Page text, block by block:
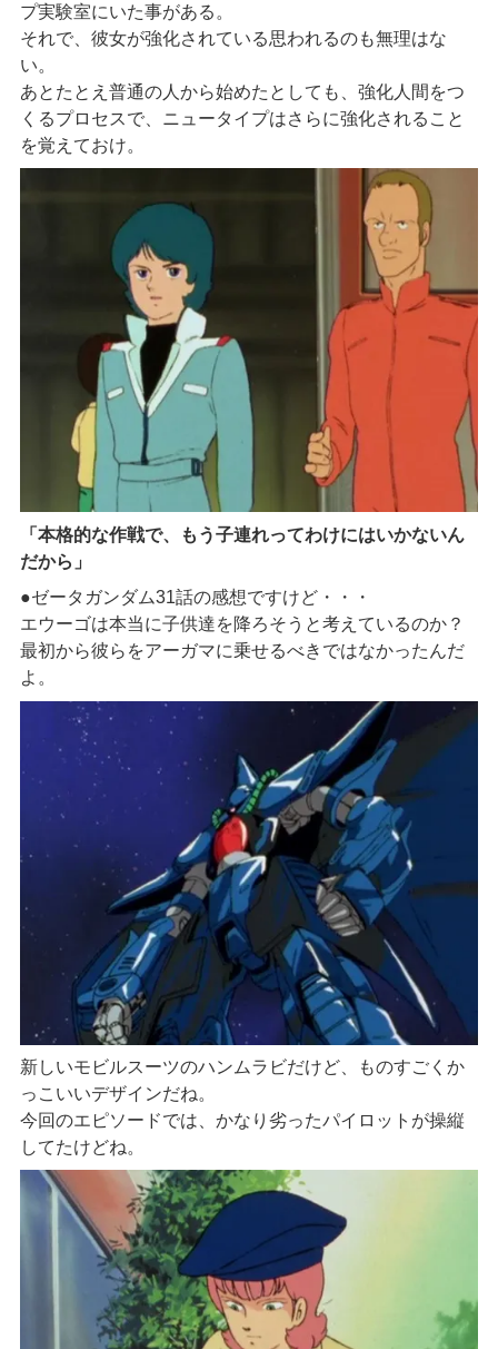
プ実験室にいた事がある。
それで、彼女が強化されている思われるのも無理はな
い。
あとたとえ普通の人から始めたとしても、強化人間をつ
くるプロセスで、ニュータイプはさらに強化されること
を覚えておけ。
「本格的な作戦で、もう子連れってわけにはいかないん
だから」
●ゼータガンダム31話の感想ですけど・・・
エウーゴは本当に子供達を降ろそうと考えているのか？
最初から彼らをアーガマに乗せるべきではなかったんだ
よ。
新しいモビルスーツのハンムラビだけど、ものすごくか
っこいいデザインだね。
今回のエピソードでは、かなり劣ったパイロットが操縦
してたけどね。